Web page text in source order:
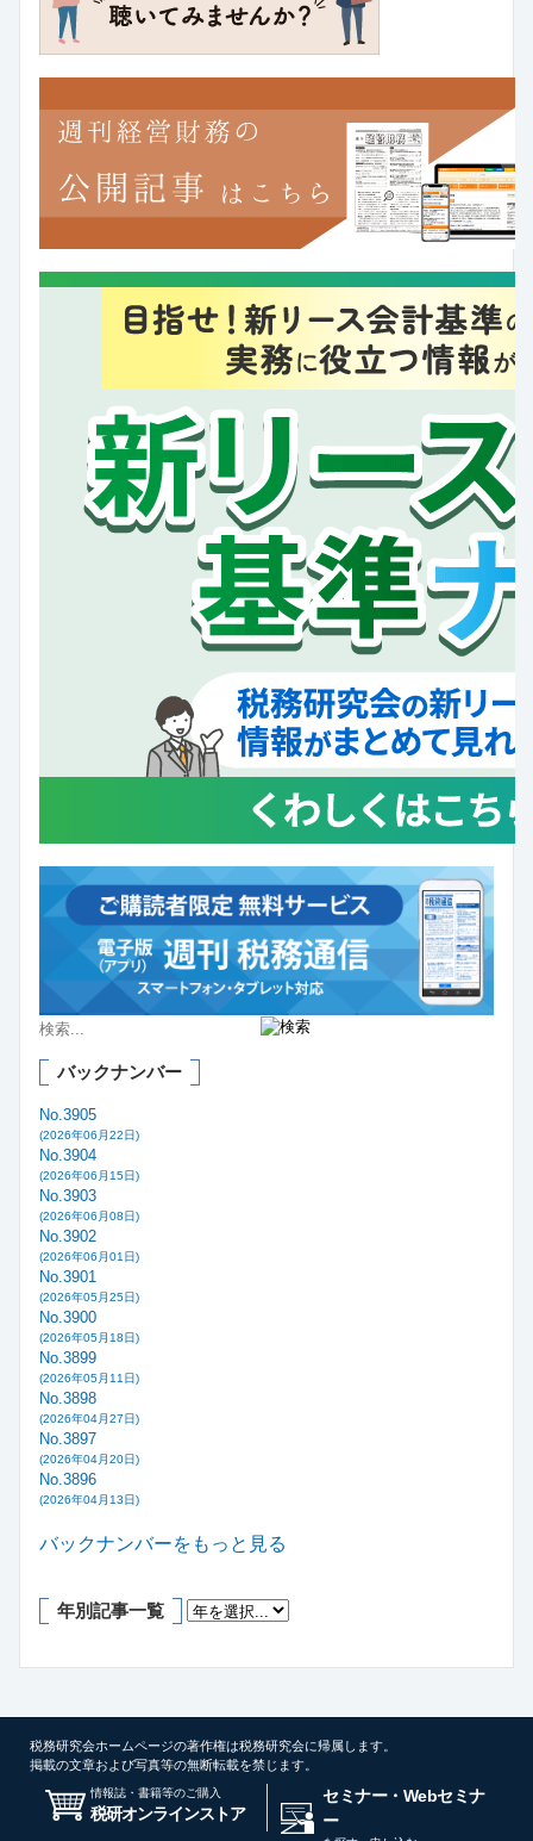
バックナンバー
No.3905
(2026年06月22日)
No.3904
(2026年06月15日)
No.3903
(2026年06月08日)
No.3902
(2026年06月01日)
No.3901
(2026年05月25日)
No.3900
(2026年05月18日)
No.3899
(2026年05月11日)
No.3898
(2026年04月27日)
No.3897
(2026年04月20日)
No.3896
(2026年04月13日)
バックナンバーをもっと見る
年別記事一覧
税務研究会ホームページの著作権は税務研究会に帰属します。
掲載の文章および写真等の無断転載を禁じます。
情報誌・書籍等のご購入
税研オンラインストア
セミナー・Webセミナ
ー